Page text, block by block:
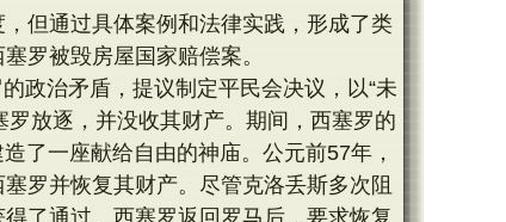
但通过具体案例和法律实践，形成了类
罗被毁房屋国家赔偿案。
政治矛盾，提议制定平民会决议，以“未
放逐，并没收其财产。期间，西塞罗的
了一座献给自由的神庙。公元前57年，
罗并恢复其财产。尽管克洛丢斯多次阻
了通过。西塞罗返回罗马后，要求恢复